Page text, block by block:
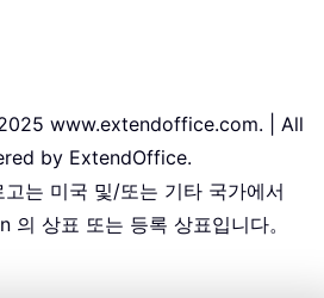
www.extendoffice.com. | All
by ExtendOffice.
는 미국 및/또는 기타 국가에서
상표 또는 등록 상표입니다。